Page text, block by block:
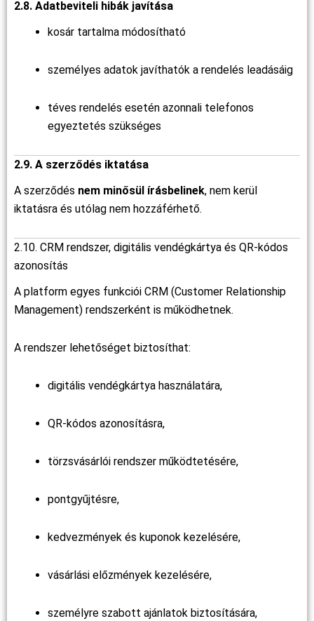
2.8. Adatbeviteli hibák javítása
kosár tartalma módosítható
személyes adatok javíthatók a rendelés leadásáig
téves rendelés esetén azonnali telefonos
egyeztetés szükséges
2.9. A szerződés iktatása
A szerződés nem minősül írásbelinek, nem kerül
iktatásra és utólag nem hozzáférhető.
2.10. CRM rendszer, digitális vendégkártya és QR-kódos
azonosítás
A platform egyes funkciói CRM (Customer Relationship
Management) rendszerként is működhetnek.
A rendszer lehetőséget biztosíthat:
digitális vendégkártya használatára,
QR-kódos azonosításra,
törzsvásárlói rendszer működtetésére,
pontgyűjtésre,
kedvezmények és kuponok kezelésére,
vásárlási előzmények kezelésére,
személyre szabott ajánlatok biztosítására,